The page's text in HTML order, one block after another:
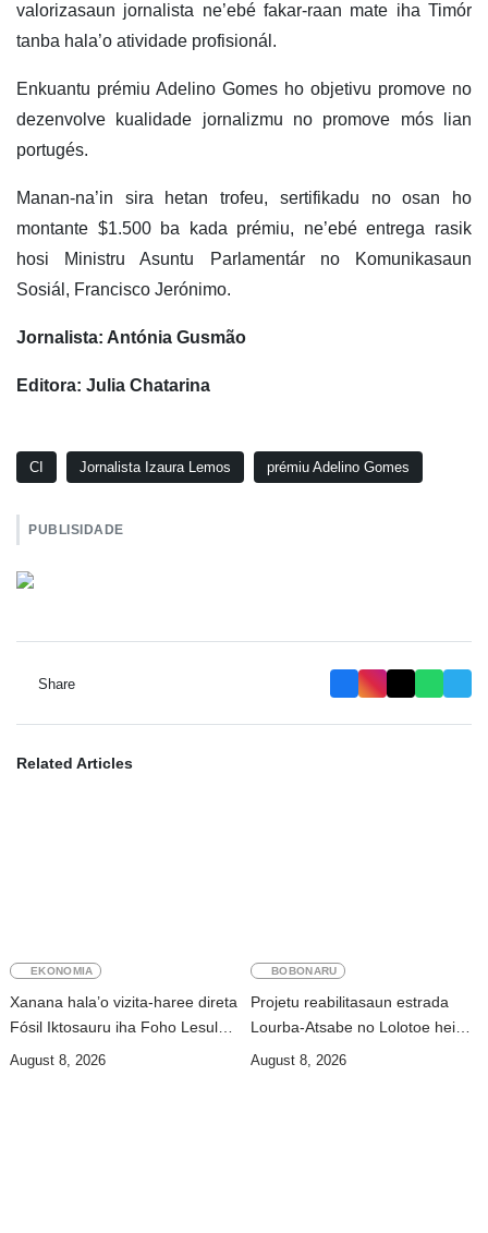
valorizasaun jornalista ne’ebé fakar-raan mate iha Timór
tanba hala’o atividade profisionál.
Enkuantu prémiu Adelino Gomes ho objetivu promove no
dezenvolve kualidade jornalizmu no promove mós lian
portugés.
Manan-na’in sira hetan trofeu, sertifikadu no osan ho
montante $1.500 ba kada prémiu, ne’ebé entrega rasik
hosi Ministru Asuntu Parlamentár no Komunikasaun
Sosiál, Francisco Jerónimo.
Jornalista: Antónia Gusmão
Editora: Julia Chatarina
CI Jornalista Izaura Lemos prémiu Adelino Gomes
PUBLISIDADE
Share
Related Articles
EKONOMIA
Xanana hala’o vizita-haree direta
Fósil Iktosauru iha Foho Lesululi
Kailaku
August 8, 2026
BOBONARU
Projetu reabilitasaun estrada
Lourba-Atsabe no Lolotoe hein
de’it vistu tribunál
August 8, 2026